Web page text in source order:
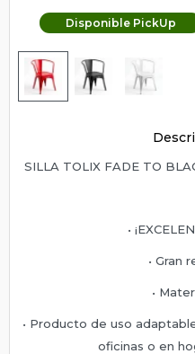
Disponible PickUp
SILLA TOLIX FADE TO
•
• Gran
•
• Producto de uso
oficinas o en